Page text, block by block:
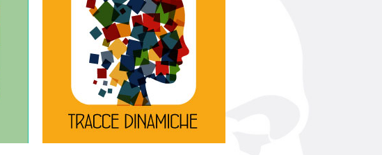
Tracce dinamiche
Tracce Dinamiche è una
rassegna di teatro
d’innovazione e sperimentale.
Continua